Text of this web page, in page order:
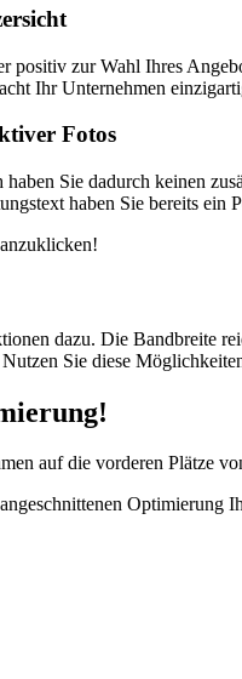
zur Wahl Ihres
Ihr Unternehmen
Fotos
Sie dadurch keinen
haben Sie bereits
dazu. Die Bandbreite
Sie diese
auf die vorderen Plätze